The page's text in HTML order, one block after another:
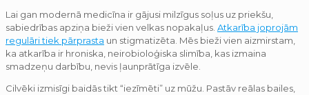
Lai gan modernā medicīna ir gājusi milzīgus soļus uz priekšu,
sabiedrības apziņa bieži vien velkas nopakaļus. Atkarība joprojām
regulāri tiek pārprasta un stigmatizēta. Mēs bieži vien aizmirstam,
ka atkarība ir hroniska, neirobioloģiska slimība, kas izmaina
smadzeņu darbību, nevis ļaunprātīga izvēle.
Cilvēki izmisīgi baidās tikt “iezīmēti” uz mūžu. Pastāv reālas bailes,